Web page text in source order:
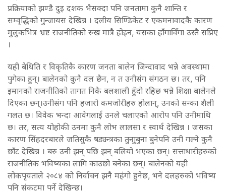
प्रक्रियाको झण्डै दुइ दशक भैसक्दा पनि जनतामा कुनै शान्ति र
सम्वृद्धिको गुन्जायस देखिन्न । दलीय सिण्डिकेट र एकमनावादकै कारण
मुलुकभित्र भ्रष्ट राजनीतिको रुख मात्रै होइन, यसका हाँगाविँगा उस्तै सप्रिए
।
यही बेथिति र विकृतिकै कारण जनता बालेन जिन्दावाद भन्ने अवस्थामा
पुगेका हुन्। बालेनको कुनै दल छैन, न त उनीसंग संगठन छ। तर, पनि
इमानको राजनीतिको तागत निकै बलशाली हुँदो रहिछ भन्ने शिक्षा बालेनले
दिएका छन्।उनीसंग पनि हजारो कमजोरीहरु होलान्, उनको सन्का शैली
गलत छ। विवेक भन्दा आवेगलाई उनले चलाएको आरोप पनि उनीमाथि
छ। तर, सत्य योहोकी उनमा कुनै लोभ लालसा र स्वार्थ देखिन्न । जसका
कारण सिंहदरबारले जतिसुकै षड्यन्त्रका तुनाुबुना बुनेपनि उनी गल्ने कुनै
छाँट देखिन्न । बरु उनी झन् पछि झन् बलियो भएका छन्। सत्ताधारीहरुको
राजनीतिक भविष्यका लागि काउछो बनेका छन्। बालेनको यही
लोकपृयताले २०८४ को निर्वाचन झनै महंगो हुनेछ, भने दलहरुको भविष्य
पनि संकटमा पर्ने देखिन्छ।